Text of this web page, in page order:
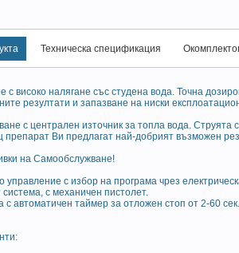
Техническа спецификация
с високо налягане със студена вода. Точна
резултати и запазване на ниски
с централен източник за топла вода. Струята
Ви предлагат най-добрият възможен
на Самообслужване!
управление с избор на програма чрез
с механичен пистолет.
с автоматичен таймер за отложен стоп от 2-60 сек.